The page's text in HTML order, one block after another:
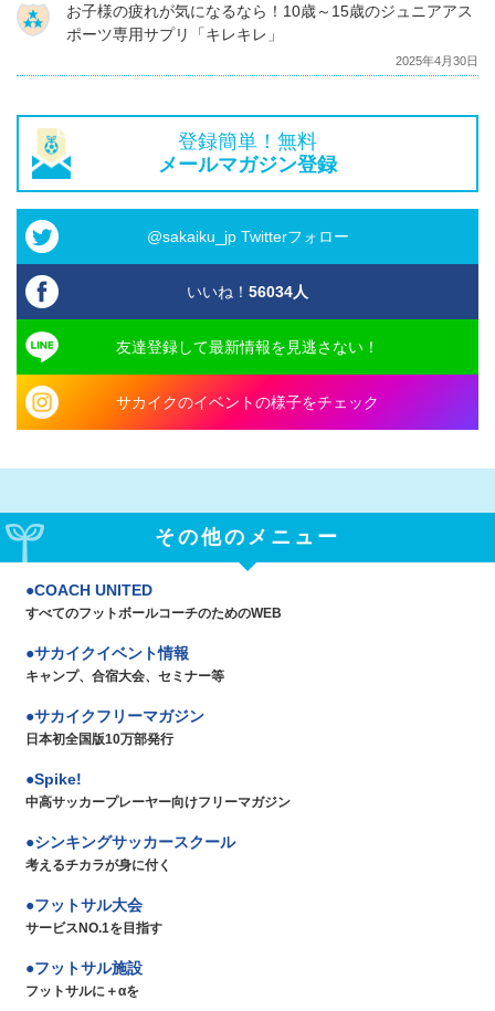
お子様の疲れが気になるなら！10歳～15歳のジュニアアス
ポーツ専用サプリ「キレキレ」
2025年4月30日
登録簡単！無料
メールマガジン登録
@sakaiku_jp Twitterフォロー
いいね！ 56034人
友達登録して最新情報を見逃さない！
サカイクのイベントの様子をチェック
その他のメニュー
COACH UNITED
すべてのフットボールコーチのためのWEB
サカイクイベント情報
キャンプ、合宿大会、セミナー等
サカイクフリーマガジン
日本初全国版10万部発行
Spike!
中高サッカープレーヤー向けフリーマガジン
シンキングサッカースクール
考えるチカラが身に付く
フットサル大会
サービスNO.1を目指す
フットサル施設
フットサルに＋αを